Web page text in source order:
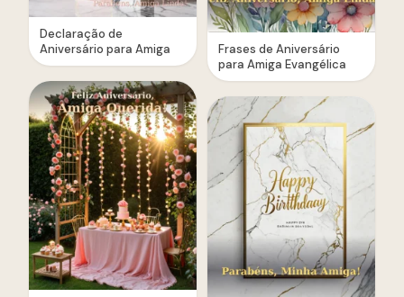
Declaração de
Aniversário para Amiga
Frases de Aniversário
para Amiga Evangélica